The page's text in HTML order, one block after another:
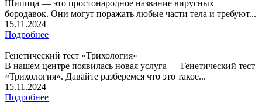
Шипица — это простонародное название вирусных
бородавок. Они могут поражать любые части тела и требуют...
15.11.2024
Подробнее
Генетический тест «Трихология»
В нашем центре появилась новая услуга — Генетический тест
«Трихология». Давайте разберемся что это такое...
15.11.2024
Подробнее